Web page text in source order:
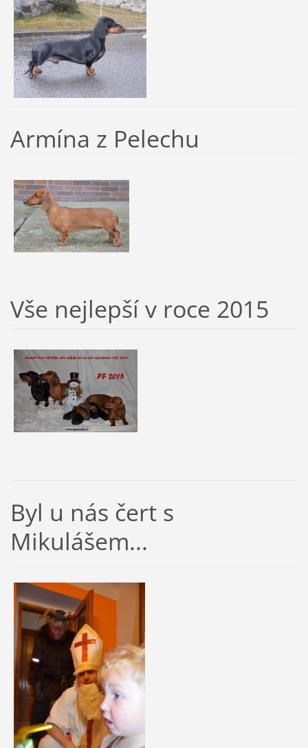
Armína z Pelechu
Vše nejlepší v roce 2015
Byl u nás čert s
Mikulášem...